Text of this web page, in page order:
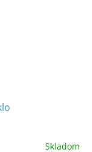
Skladom